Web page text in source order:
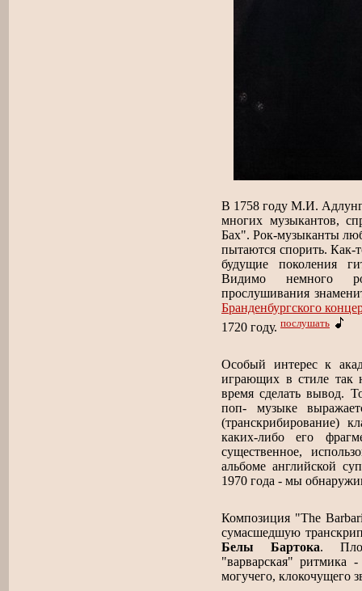
В 1758 году М.И. Адлунг
многих музыкантов,
Бах". Рок-музыканты
пытаются спорить. Как-
будущие поколения
Видимо немного
прослушивания
Бранденбургского
1720 году. послушать
Особый интерес к
играющих в стиле так
время сделать вывод.
поп- музыке
(транскрибирование)
каких-либо его
существенное,
альбоме английской
1970 года - мы
Композиция "The
сумасшедшую
Белы Бартока.
"варварская" ритмика
могучего, клокочущего